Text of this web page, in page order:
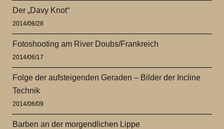
Der „Davy Knot“
2014/06/28
Fotoshooting am River Doubs/Frankreich
2014/06/17
Folge der aufsteigenden Geraden – Bilder der Incline
Technik
2014/06/09
Barben an der morgendlichen Lippe